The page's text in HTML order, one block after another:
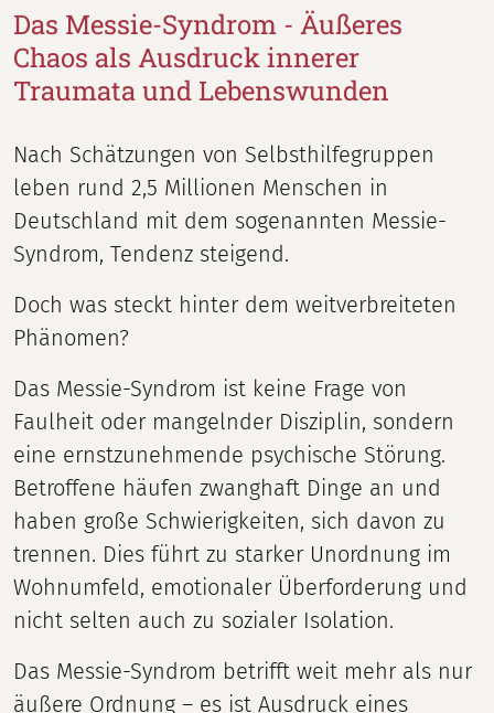
Das Messie-Syndrom - Äußeres
Chaos als Ausdruck innerer
Traumata und Lebenswunden
Nach Schätzungen von Selbsthilfegruppen
leben rund 2,5 Millionen Menschen in
Deutschland mit dem sogenannten Messie-
Syndrom, Tendenz steigend.
Doch was steckt hinter dem weitverbreiteten
Phänomen?
Das Messie-Syndrom ist keine Frage von
Faulheit oder mangelnder Disziplin, sondern
eine ernstzunehmende psychische Störung.
Betroffene häufen zwanghaft Dinge an und
haben große Schwierigkeiten, sich davon zu
trennen. Dies führt zu starker Unordnung im
Wohnumfeld, emotionaler Überforderung und
nicht selten auch zu sozialer Isolation.
Das Messie-Syndrom betrifft weit mehr als nur
äußere Ordnung – es ist Ausdruck eines